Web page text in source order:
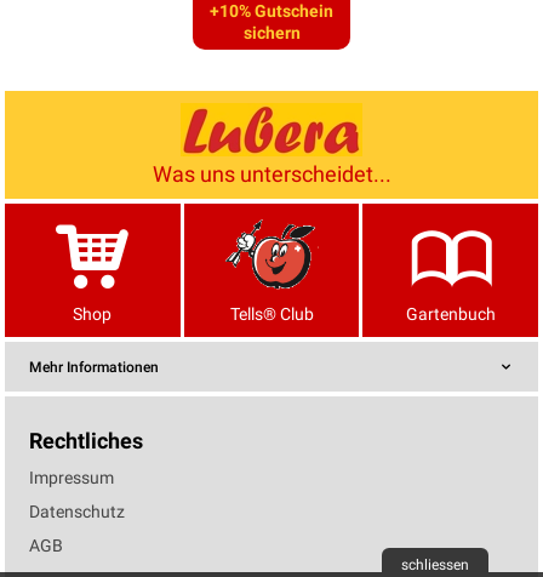
+10% Gutschein
sichern
Was uns unterscheidet...
Shop Tells® Club Gartenbuch
Mehr Informationen
Rechtliches
Impressum
Datenschutz
AGB
schliessen